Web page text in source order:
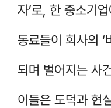
자’로, 한 중소기
동료들이 회사의 ‘
되며 벌어지는 사
이들은 도덕과 현